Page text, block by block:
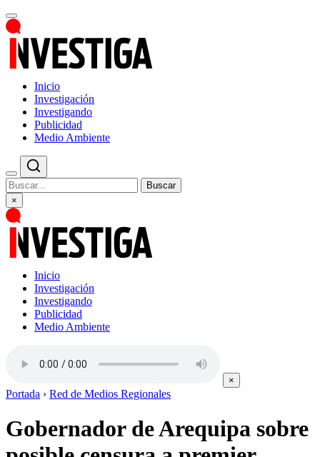
Inicio
Investigación
Investigando
Publicidad
Medio Ambiente
Buscar
×
Inicio
Investigación
Investigando
Publicidad
Medio Ambiente
×
Portada › Red de Medios Regionales
Gobernador de Arequipa sobre